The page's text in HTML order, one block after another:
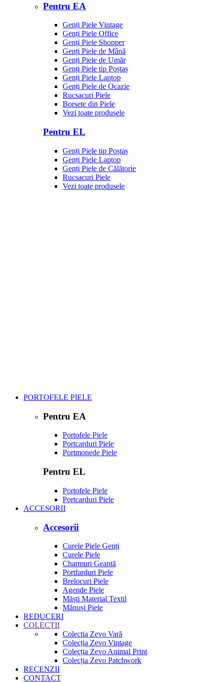
Pentru EA
Genți Piele Vintage
Genți Piele Office
Genți Piele Shopper
Genți Piele de Mână
Genți Piele de Umăr
Genți Piele tip Poștaș
Genți Piele Laptop
Genți Piele de Ocazie
Rucsacuri Piele
Borsete din Piele
Vezi toate produsele
Pentru EL
Genți Piele tip Poștaș
Genți Piele Laptop
Genți Piele de Călătorie
Rucsacuri Piele
Vezi toate produsele
PORTOFELE PIELE
Pentru EA
Portofele Piele
Portcarduri Piele
Portmonede Piele
Pentru EL
Portofele Piele
Portcarduri Piele
ACCESORII
Accesorii
Curele Piele Genți
Curele Piele
Charmuri Geantă
Portfarduri Piele
Brelocuri Piele
Agende Piele
Măști Material Textil
Mănuși Piele
REDUCERI
COLECȚII
Colectia Zevo Vară
Colecția Zevo Vintage
Colecția Zevo Animal Print
Colecția Zevo Patchwork
RECENZII
CONTACT